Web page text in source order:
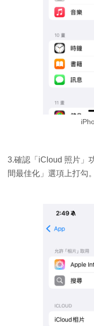
3.確認「iCloud 照片」
間最佳化」選項上打勾。